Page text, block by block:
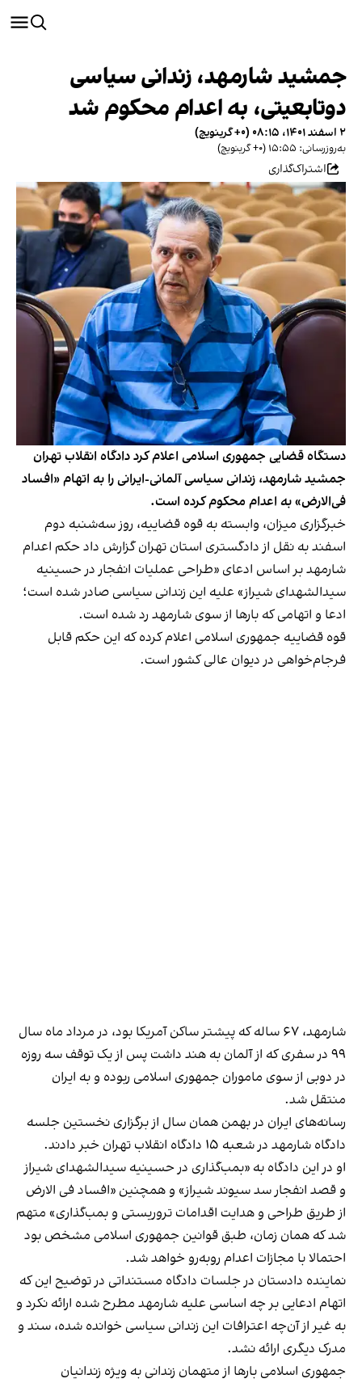
جمشید شارمهد، زندانی سیاسی
دوتابعیتی، به اعدام محکوم شد
۲ اسفند ۱۴۰۱، ۰۸:۱۵ (‎+۰ گرینویچ)
به‌روزرسانی: ۱۵:۵۵ (‎+۰ گرینویچ)
اشتراک‌گذاری
دستگاه قضایی جمهوری اسلامی اعلام کرد دادگاه انقلاب تهران
جمشید شارمهد، زندانی سیاسی آلمانی-ایرانی را به اتهام «افساد
فی‌الارض» به اعدام محکوم کرده است.
خبرگزاری میزان، وابسته به قوه قضاییه، روز سه‌شنبه دوم
اسفند به نقل از دادگستری استان تهران گزارش داد حکم اعدام
شارمهد بر اساس ادعای «طراحی عملیات انفجار در حسینیه
سیدالشهدای شیراز» علیه این زندانی سیاسی صادر شده است؛
ادعا و اتهامی که بارها از سوی شارمهد رد شده است.
قوه قضاییه جمهوری اسلامی اعلام کرده که این حکم قابل
فرجام‌خواهی در دیوان عالی کشور است.
شارمهد، ۶۷ ساله که پیشتر ساکن آمریکا بود، در مرداد ماه سال
۹۹ در سفری که از آلمان به هند داشت پس از یک توقف سه‌ روزه
در دوبی از سوی ماموران جمهوری اسلامی ربوده و به ایران
منتقل شد.
رسانه‌های ایران در بهمن همان سال از برگزاری نخستین جلسه
دادگاه شارمهد در شعبه ۱۵ دادگاه انقلاب تهران خبر دادند.
او در این دادگاه به «بمب‌گذاری در حسینیه سیدالشهدای شیراز
و قصد انفجار سد سیوند شیراز» و همچنین «افساد فی الارض
از طریق طراحی و هدایت اقدامات تروریستی و بمب‌گذاری» متهم
شد که همان زمان، طبق قوانین جمهوری اسلامی مشخص بود
احتمالا با مجازات اعدام روبه‌رو خواهد شد.
نماینده دادستان در جلسات دادگاه مستنداتی در توضیح این که
اتهام ادعایی بر چه اساسی علیه شارمهد مطرح شده ارائه نکرد و
به غیر از آن‌چه اعترافات این زندانی سیاسی خوانده شده، سند و
مدرک دیگری ارائه نشد.
جمهوری اسلامی بارها از متهمان زندانی به ویژه زندانیان